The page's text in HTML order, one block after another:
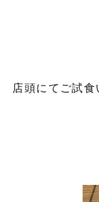
店頭にてご試食